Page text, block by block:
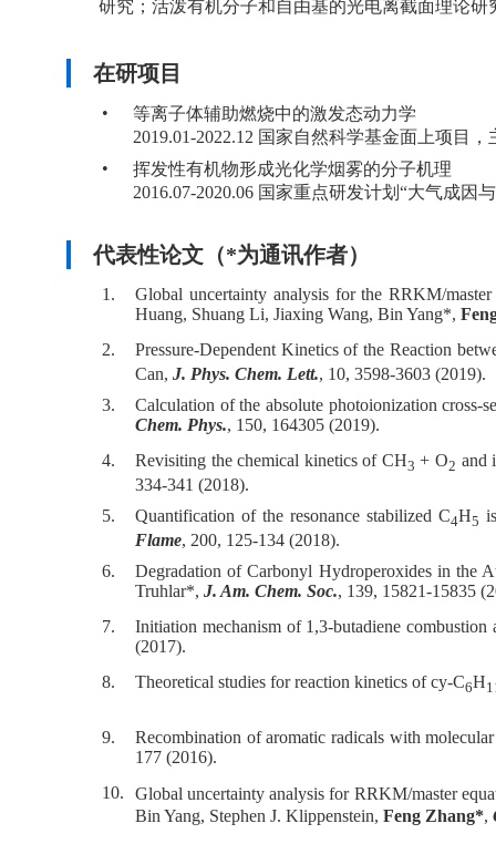
研究；活泼有机分子和自由基的光电离截面理论研
在研项目
•
等离子体辅助燃烧中的激发态动力学
2019.01-2022.12 国家自然科学基金面上项目，
•
挥发性有机物形成光化学烟雾的分子机理
2016.07-2020.06 国家重点研发计划“大气成
代表性论文（*为通讯作者）
1.
Global uncertainty analysis for the RRKM/
Huang, Shuang Li, Jiaxing Wang, Bin Yang*,
2.
Pressure-Dependent Kinetics of the Reaction
Can, J. Phys. Chem. Lett., 10, 3598-3603 (2019).
3.
Calculation of the absolute photoionization
Chem. Phys., 150, 164305 (2019).
4.
Revisiting the chemical kinetics of CH3 + O2 and
334-341 (2018).
5.
Quantification of the resonance stabilized C4H5
Flame, 200, 125-134 (2018).
6.
Degradation of Carbonyl Hydroperoxides in the
Truhlar*, J. Am. Chem. Soc., 139, 15821-15835
7.
Initiation mechanism of 1,3-butadiene
(2017).
8.
Theoretical studies for reaction kinetics of cy-C6H
9.
Recombination of aromatic radicals with
177 (2016).
10.
Global uncertainty analysis for RRKM/master
Bin Yang, Stephen J. Klippenstein, Feng Zhang*,